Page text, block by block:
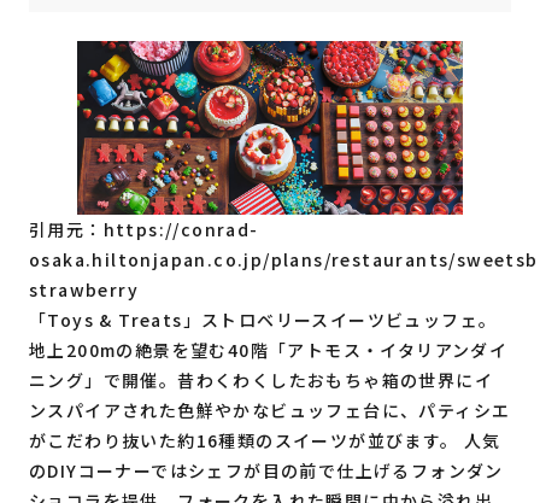
引用元： https://conrad-
osaka.hiltonjapan.co.jp/plans/restaurants/
strawberry
「Toys & Treats」ストロベリースイーツビュッフェ。
地上200mの絶景を望む40階「アトモス・イタリアンダイ
ニング」で開催。昔わくわくしたおもちゃ箱の世界にイ
ンスパイアされた色鮮やかなビュッフェ台に、パティシエ
がこだわり抜いた約16種類のスイーツが並びます。 人気
のDIYコーナーではシェフが目の前で仕上げるフォンダン